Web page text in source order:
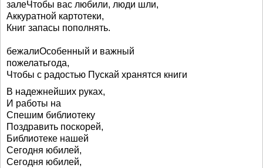
залеЧтобы вас любили, люди шли,
Аккуратной картотеки,
Книг запасы пополнять.
бежалиОсобенный и важный
пожелатьгода,
Чтобы с радостью Пускай хранятся книги
В надежнейших руках,
И работы на
Спешим библиотеку
Поздравить поскорей,
Библиотеке нашей
Сегодня юбилей,
Сегодня юбилей,